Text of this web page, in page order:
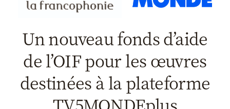
Présentation
Notice
FILMAC
Résultats
Catalogue
Un nouveau fonds d’aide
de l’OIF pour les œuvres
destinées à la plateforme